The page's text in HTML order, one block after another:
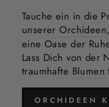
Tauche ein in die
unsererOrchideen
eine Oase der
Lass Dich von der
traumhafte Blumen
ORCHIDEEN